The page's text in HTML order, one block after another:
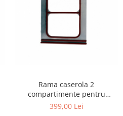
Rama caserola 2
compartimente pentru
masina de termosudat
399,00 Lei